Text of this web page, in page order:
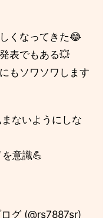
くなってきた😂
表でもある💥
もソワソワします
ないようにしな
意識💪
グ (@rs7887sr)